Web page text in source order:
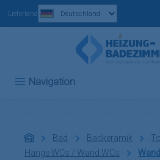
Zum Hauptinhalt springen
Lieferland
Navigation
Bad Badkeramik
Hänge WCs / Wand WCs